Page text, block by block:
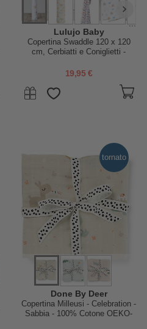
...
Lulujo Baby
Copertina Swaddle 120 x 120
cm, Cerbiatti e Coniglietti -
19,95 €
tornato
Done By Deer
Copertina Milleusi - Celebration -
Sabbia - 100% Cotone OEKO-